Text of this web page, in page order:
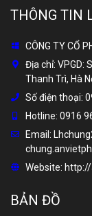
THÔNG TIN
CÔNG TY CỔ
Địa chỉ: VPGD:
Thanh Trì, Hà
Số điện thoại:
Hotline: 0916
Email:
Website:
BẢN ĐỒ